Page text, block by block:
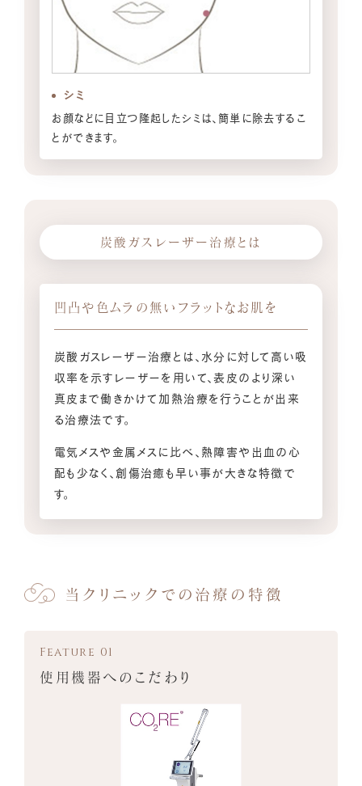
シミ
お顔などに目立つ隆起したシミは、簡単に除去するこ
とができます。
炭酸ガスレーザー治療とは
凹凸や色ムラの無いフラットなお肌を
炭酸ガスレーザー治療とは、水分に対して高い吸
収率を示すレーザーを用いて、表皮のより深い
真皮まで働きかけて加熱治療を行うことが出来
る治療法です。
電気メスや金属メスに比べ、熱障害や出血の心
配も少なく、創傷治癒も早い事が大きな特徴で
す。
当クリニックでの治療の特徴
使用機器へのこだわり